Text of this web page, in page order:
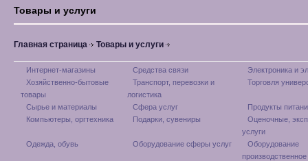
Товары и услуги
Главная страница Товары и услуги
Интернет-магазины Средства связи
Электроника и
Хозяйственно-бытовые
товары
Транспорт, перевозки и
логистика
Торговля
Сырье и материалы Сфера услуг
Продукты
Компьютеры, оргтехника
Подарки, сувениры
Оценочные,
услуги
Одежда, обувь
Оборудование сферы услуг
Оборудование
производственное